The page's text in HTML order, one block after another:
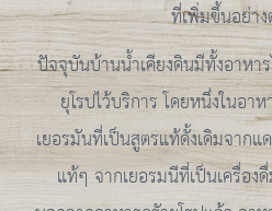
ที่เพิ่มขึ้นอย่าง
ปัจจุบันบ้านน้ำเคียงดินมีทั้งอาหา
ยุโรปไว้บริการ โดยหนึ่งในอ
เยอรมันที่เป็นสูตรแท้ดั้งเดิมจาก
แท้ๆ จากเยอรมนีที่เป็นเครื่อง